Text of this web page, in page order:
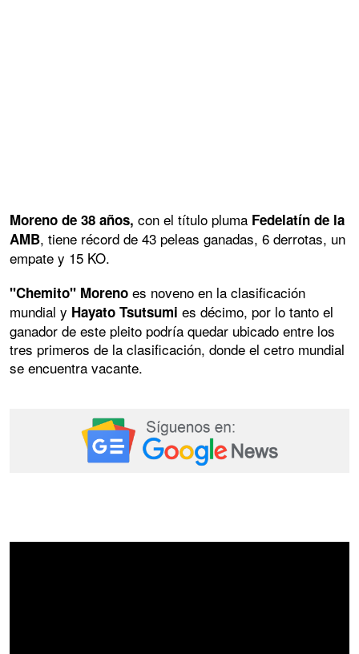
Moreno de 38 años, con el título pluma Fedelatín de la
AMB, tiene récord de 43 peleas ganadas, 6 derrotas, un
empate y 15 KO.
"Chemito" Moreno es noveno en la clasificación
mundial y Hayato Tsutsumi es décimo, por lo tanto el
ganador de este pleito podría quedar ubicado entre los
tres primeros de la clasificación, donde el cetro mundial
se encuentra vacante.